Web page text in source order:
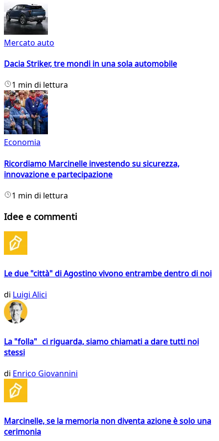
Mercato auto
Dacia Striker, tre mondi in una sola automobile
1 min di lettura
Economia
Ricordiamo Marcinelle investendo su sicurezza,
innovazione e partecipazione
1 min di lettura
Idee e commenti
Le due "città" di Agostino vivono entrambe dentro di noi
di Luigi Alici
La "folla" ci riguarda, siamo chiamati a dare tutti noi
stessi
di Enrico Giovannini
Marcinelle, se la memoria non diventa azione è solo una
cerimonia